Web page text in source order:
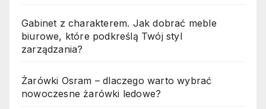
Gabinet z charakterem. Jak dobrać meble
biurowe, które podkreślą Twój styl
zarządzania?
Żarówki Osram – dlaczego warto wybrać
nowoczesne żarówki ledowe?